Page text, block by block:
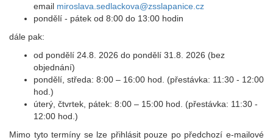
email miroslava.sedlackova@zsslapanice.cz
pondělí - pátek od 8:00 do 13:00 hodin
dále pak:
od pondělí 24.8. 2026 do pondělí 31.8. 2026 (bez
objednání)
pondělí, středa: 8:00 – 16:00 hod. (přestávka: 11:30 - 12:00
hod.)
úterý, čtvrtek, pátek: 8:00 – 15:00 hod. (přestávka: 11:30 -
12:00 hod.)
Mimo tyto termíny se lze přihlásit pouze po předchozí e-mailové